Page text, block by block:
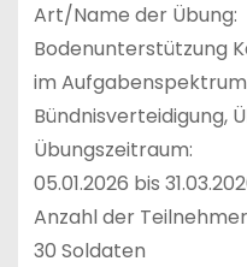
Art/Name der Übung:
Bodenunterstützung
im
Bündnisverteidigung,
Übungszeitraum:
05.01.2026 bis
Anzahl der
30 Soldaten